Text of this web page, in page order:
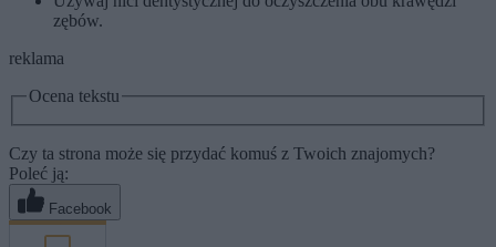
zębów.
reklama
Ocena tekstu
Czy ta strona może się przydać komuś z Twoich znajomych?
Poleć ją:
Facebook